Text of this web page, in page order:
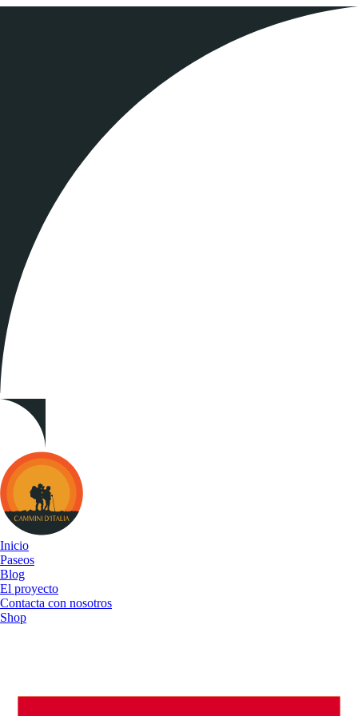
Cammini
d&#039;Italia
Inicio
Paseos
Blog
El proyecto
Contacta con nosotros
Shop